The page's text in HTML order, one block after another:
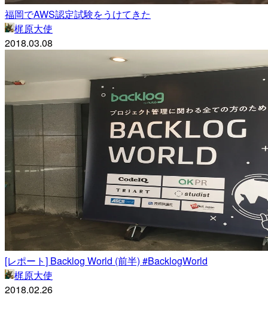
福岡でAWS認定試験をうけてきた
梶原大使
2018.03.08
[レポート] Backlog World (前半) #BacklogWorld
梶原大使
2018.02.26